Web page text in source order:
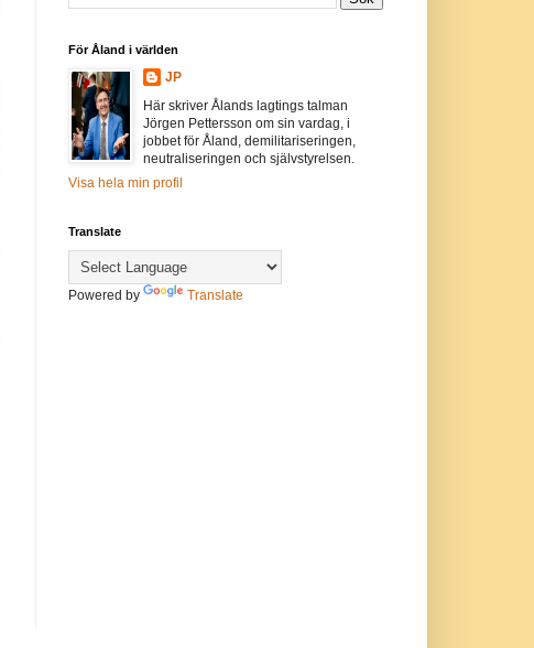
För Åland i världen
JP
Här skriver Ålands lagtings talman
Jörgen Pettersson om sin vardag, i
jobbet för Åland, demilitariseringen,
neutraliseringen och självstyrelsen.
Visa hela min profil
Translate
Powered by Translate